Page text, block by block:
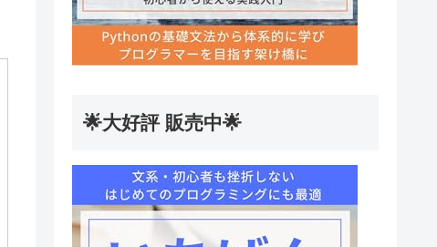
🌟大好評 販売中🌟